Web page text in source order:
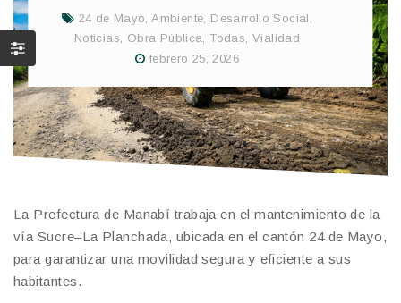
24 de Mayo,Ambiente, Desarrollo Social ,
Noticias, Obra Pública, Todas, Vialidad
febrero 25, 2026
La Prefectura de Manabí trabaja en el mantenimiento de la
vía Sucre–La Planchada, ubicada en el cantón 24 de Mayo,
para garantizar una movilidad segura y eficiente a sus
habitantes.